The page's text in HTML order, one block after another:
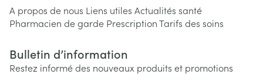
A propos de nous Liens utiles Actualités santé
Pharmacien de garde PrescriptionTarifs des soins
Bulletin d’information
Restez informé des nouveaux produits et promotions